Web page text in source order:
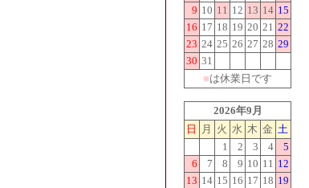
9 10 11 12 13 14 15
16 17 18 19 20 21 22
23 24 25 26 27 28 29
30 31
■は休業日です
2026年9月
日
月 火 水 木 金 土
1
2 3 4
5
6
7 8 9 10 11 12
13 14 15 16 17 18 19